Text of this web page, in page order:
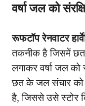
वर्षा जल को
रूफटॉप रेनवाटर
तकनीक है जिसमें छत
लगाकर वर्षा जल को
छत के जल संचार को
है, जिससे उसे स्टोर